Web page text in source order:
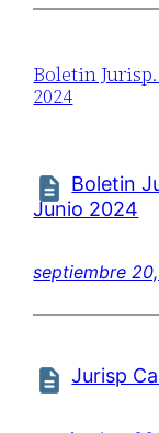
Boletin
2024
Boletin
Junio 2024
septiembre
Jurisp